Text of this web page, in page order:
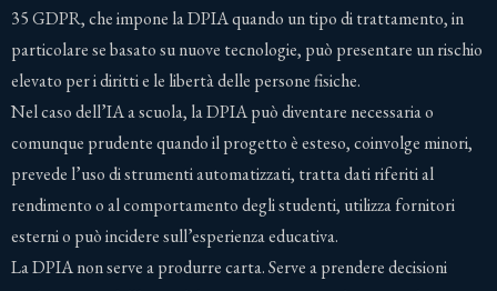
35 GDPR, che impone la DPIA quando un tipo di trattamento, in
particolare se basato su nuove tecnologie, può presentare un rischio
elevato per i diritti e le libertà delle persone fisiche.
Nel caso dell’IA a scuola, la DPIA può diventare necessaria o
comunque prudente quando il progetto è esteso, coinvolge minori,
prevede l’uso di strumenti automatizzati, tratta dati riferiti al
rendimento o al comportamento degli studenti, utilizza fornitori
esterni o può incidere sull’esperienza educativa.
La DPIA non serve a produrre carta. Serve a prendere decisioni